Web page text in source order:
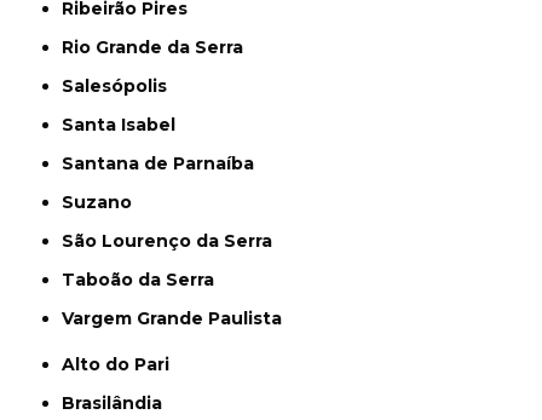
Ribeirão Pires
Rio Grande da Serra
Salesópolis
Santa Isabel
Santana de Parnaíba
Suzano
São Lourenço da Serra
Taboão da Serra
Vargem Grande Paulista
Alto do Pari
Brasilândia